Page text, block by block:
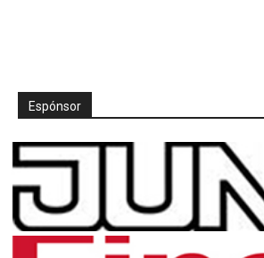
Espónsor